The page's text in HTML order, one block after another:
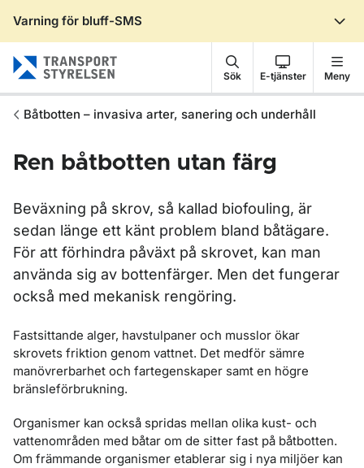
Varning för bluff-SMS
Sök E-tjänster Meny
Båtbotten – invasiva arter, sanering och underhåll
Ren båtbotten utan färg
Beväxning på skrov, så kallad biofouling, är
sedan länge ett känt problem bland båtägare.
För att förhindra påväxt på skrovet, kan man
använda sig av bottenfärger. Men det fungerar
också med mekanisk rengöring.
Fastsittande alger, havstulpaner och musslor ökar
skrovets friktion genom vattnet. Det medför sämre
manövrerbarhet och fartegenskaper samt en högre
bränsleförbrukning.
Organismer kan också spridas mellan olika kust- och
vattenområden med båtar om de sitter fast på båtbotten.
Om främmande organismer etablerar sig i nya miljöer kan